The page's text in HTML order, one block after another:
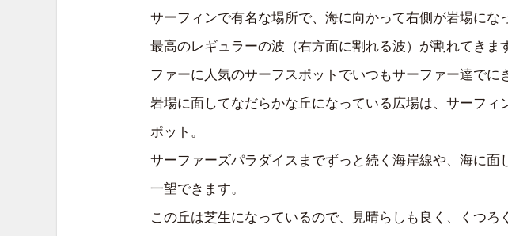
サーフィンで有名な場所で、海に向かって右側が岩場にな
最高のレギュラーの波（右方面に割れる波）が割れてきま
ファーに人気のサーフスポットでいつもサーファー達でに
岩場に面してなだらかな丘になっている広場は、サーフィ
ポット。
サーファーズパラダイスまでずっと続く海岸線や、海に面
一望できます。
この丘は芝生になっているので、見晴らしも良く、くつろ